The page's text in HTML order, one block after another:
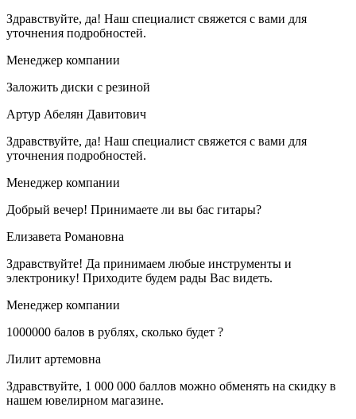
Здравствуйте, да! Наш специалист свяжется с вами для
уточнения подробностей.
Менеджер компании
Заложить диски с резиной
Артур Абелян Давитович
Здравствуйте, да! Наш специалист свяжется с вами для
уточнения подробностей.
Менеджер компании
Добрый вечер! Принимаете ли вы бас гитары?
Елизавета Романовна
Здравствуйте! Да принимаем любые инструменты и
электронику! Приходите будем рады Вас видеть.
Менеджер компании
1000000 балов в рублях, сколько будет ?
Лилит артемовна
Здравствуйте, 1 000 000 баллов можно обменять на скидку в
нашем ювелирном магазине.